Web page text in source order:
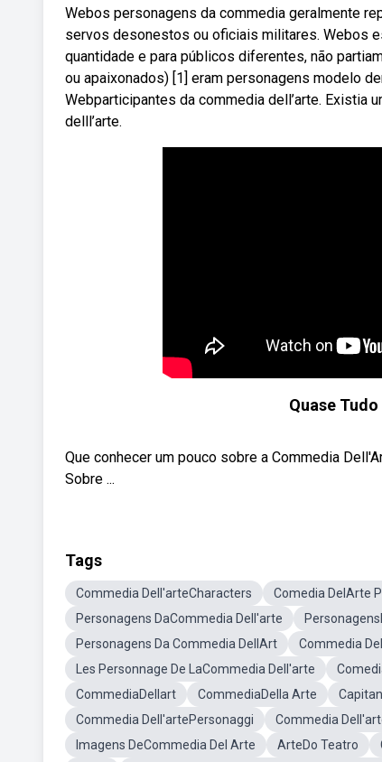
Webos personagens da commedia geralmente
servos desonestos ou oficiais militares. Webos
quantidade e para públicos diferentes, não
ou apaixonados) [1] eram personagens modelo
Webparticipantes da commedia dell’arte. Existia
delll’arte.
Quase
Que conhecer um pouco sobre a Commedia
Sobre ...
Tags
Commedia Dell'arteCharacters Comedia DelArte
Personagens DaCommedia Dell'arte
Personagens Da Commedia DellArt
Commedia
Les Personnage De LaCommedia Dell'arte
CommediaDellart
CommediaDella Arte
Commedia Dell'artePersonaggi
Commedia
Imagens DeCommedia Del Arte
ArteDo Teatro